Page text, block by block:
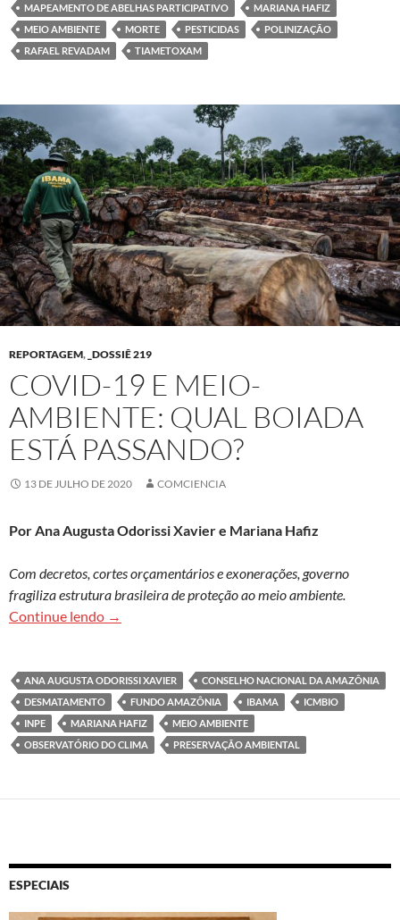
MAPEAMENTO DE ABELHAS PARTICIPATIVO
MARIANA HAFIZ
MEIO AMBIENTE
MORTE PESTICIDAS
POLINIZAÇÃO
RAFAEL REVADAM
TIAMETOXAM
REPORTAGEM, _DOSSIÊ 219
COVID-19 E MEIO-
AMBIENTE: QUAL BOIADA
ESTÁ PASSANDO?
13 DE JULHO DE 2020 COMCIENCIA
Por Ana Augusta Odorissi Xavier e Mariana Hafiz
Com decretos, cortes orçamentários e exonerações, governo
fragiliza estrutura brasileira de proteção ao meio ambiente.
Continue lendo Covid-19 e meio-ambiente: qual boiada está
→
ANA AUGUSTA ODORISSI XAVIER
CONSELHO NACIONAL DA AMAZÔNIA
DESMATAMENTO
FUNDO AMAZÔNIA IBAMA
ICMBIO
INPE
MARIANA HAFIZ
MEIO AMBIENTE
OBSERVATÓRIO DO CLIMA
PRESERVAÇÃO AMBIENTAL
ESPECIAIS